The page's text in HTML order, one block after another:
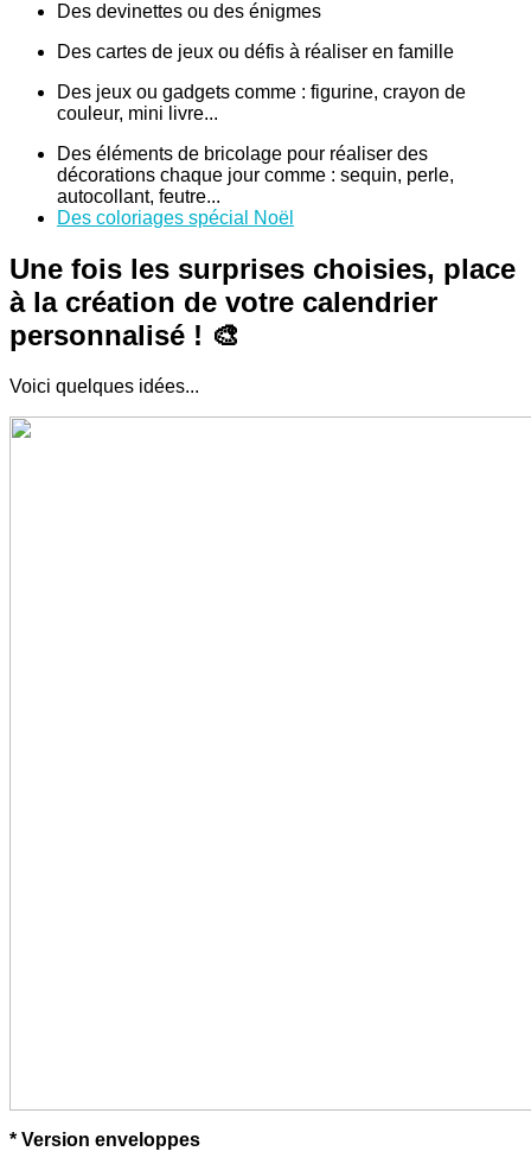
Des devinettes ou des énigmes
Des cartes de jeux ou défis à réaliser en famille
Des jeux ou gadgets comme : figurine, crayon de
couleur, mini livre...
Des éléments de bricolage pour réaliser des
décorations chaque jour comme : sequin, perle,
autocollant, feutre...
Des coloriages spécial Noël
Une fois les surprises choisies, place
à la création de votre calendrier
personnalisé ! 🎨
Voici quelques idées...
* Version enveloppes